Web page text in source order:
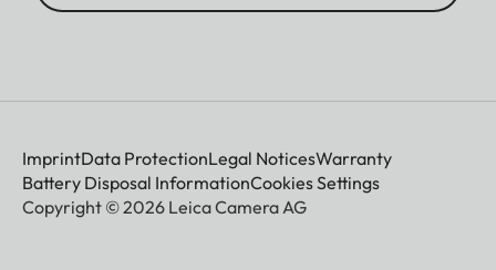
ImprintData ProtectionLegal NoticesWarranty
Battery Disposal InformationCookies Settings
Copyright © 2026 Leica Camera AG